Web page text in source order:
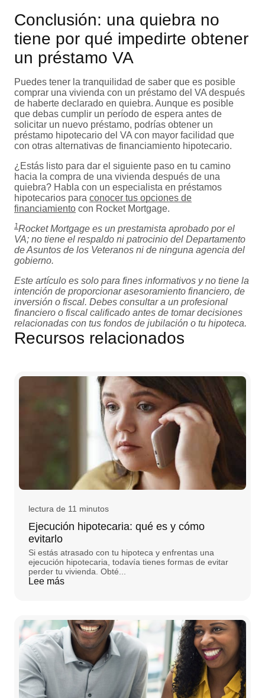
Conclusión: una quiebra no
tiene por qué impedirte obtener
un préstamo VA
Puedes tener la tranquilidad de saber que es posible
comprar una vivienda con un préstamo del VA después
de haberte declarado en quiebra. Aunque es posible
que debas cumplir un período de espera antes de
solicitar un nuevo préstamo, podrías obtener un
préstamo hipotecario del VA con mayor facilidad que
con otras alternativas de financiamiento hipotecario.
¿Estás listo para dar el siguiente paso en tu camino
hacia la compra de una vivienda después de una
quiebra? Habla con un especialista en préstamos
hipotecarios para conocer tus opciones de
financiamiento con Rocket Mortgage.
1Rocket Mortgage es un prestamista aprobado por el
VA; no tiene el respaldo ni patrocinio del Departamento
de Asuntos de los Veteranos ni de ninguna agencia del
gobierno.
Este artículo es solo para fines informativos y no tiene la
intención de proporcionar asesoramiento financiero, de
inversión o fiscal. Debes consultar a un profesional
financiero o fiscal calificado antes de tomar decisiones
relacionadas con tus fondos de jubilación o tu hipoteca.
Recursos relacionados
lectura de 11 minutos
Ejecución hipotecaria: qué es y cómo
evitarlo
Si estás atrasado con tu hipoteca y enfrentas una
ejecución hipotecaria, todavía tienes formas de evitar
perder tu vivienda. Obté...
Lee más